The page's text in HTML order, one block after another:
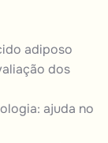
adiposo
dos
ajuda no